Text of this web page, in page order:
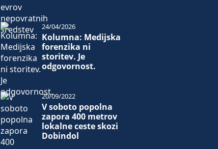
Kolumna: Medijska
forenzika ni
storitev. Je
odgovornost.
24/04/2026
V soboto popolna
zapora 400 metrov
lokalne ceste skozi
Dobindol
20/09/2022